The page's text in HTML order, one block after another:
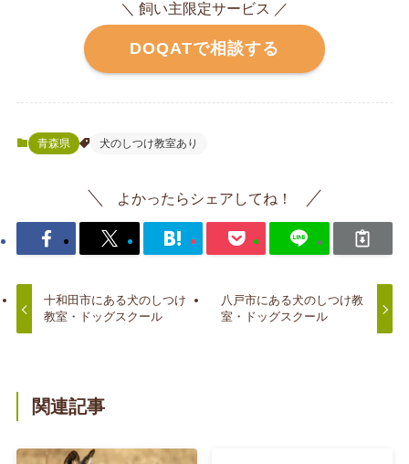
＼ 飼い主限定サービス ／
DOQATで相談する
青森県 犬のしつけ教室あり
よかったらシェアしてね！
十和田市にある犬のしつけ
教室・ドッグスクール
八戸市にある犬のしつけ教
室・ドッグスクール
関連記事